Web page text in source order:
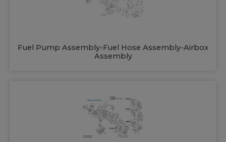
Fuel Pump Assembly-Fuel Hose Assembly-Airbox
Assembly